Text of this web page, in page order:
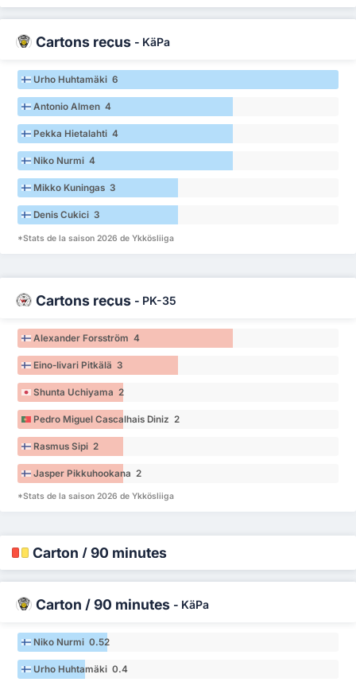
Cartons reçus - KäPa
Urho Huhtamäki 6
Antonio Almen 4
Pekka Hietalahti 4
Niko Nurmi 4
Mikko Kuningas 3
Denis Cukici 3
*Stats de la saison 2026 de Ykkösliiga
Cartons reçus - PK-35
Alexander Forsström 4
Eino-Iivari Pitkälä 3
Shunta Uchiyama 2
Pedro Miguel Cascalhais Diniz 2
Rasmus Sipi 2
Jasper Pikkuhookana 2
*Stats de la saison 2026 de Ykkösliiga
Carton / 90 minutes
Carton / 90 minutes - KäPa
Niko Nurmi 0.52
Urho Huhtamäki 0.4